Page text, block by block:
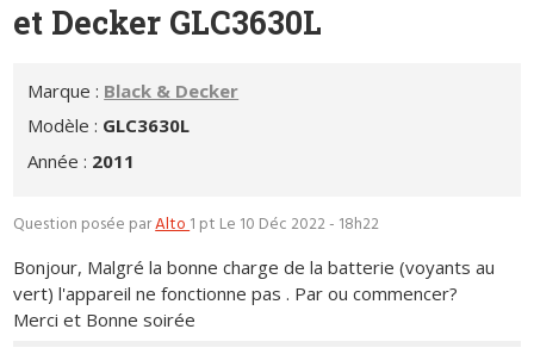
et Decker GLC3630L
Marque : Black & Decker
Modèle : GLC3630L
Année : 2011
Question posée parAlto1 pt Le 10 Déc 2022 - 18h22
Bonjour, Malgré la bonne charge de la batterie (voyants au
vert) l'appareil ne fonctionne pas . Par ou commencer?
Merci et Bonne soirée